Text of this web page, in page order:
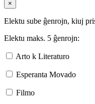
×
Elektu sube ĝenrojn, kiuj
Elektu maks. 5 ĝenrojn:
Arto k Literaturo
Esperanta Movado
Filmo